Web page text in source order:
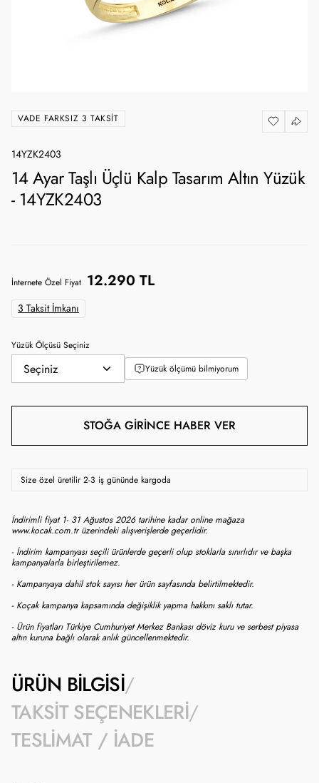
VADE FARKSIZ 3 TAKSIT
14YZK2403
14 Ayar Taşlı Üçlü Kalp Tasarım Altın Yüzük
- 14YZK2403
İnternete Özel Fiyat 12.290 TL
3 Taksit İmkanı
Yüzük Ölçüsü Seçiniz
Yüzük ölçümü bilmiyorum
STOĞA GIRINCE HABER VER
Size özel üretilir 2-3 iş gününde kargoda
İndirimli fiyat 1- 31 Ağustos 2026 tarihine kadar online mağaza
www.kocak.com.tr üzerindeki alışverişlerde geçerlidir.
- İndirim kampanyası seçili ürünlerde geçerli olup stoklarla sınırlıdır ve başka
kampanyalarla birleştirilemez.
- Kampanyaya dahil stok sayısı her ürün sayfasında belirtilmektedir.
- Koçak kampanya kapsamında değişiklik yapma hakkını saklı tutar.
- Ürün fiyatları Türkiye Cumhuriyet Merkez Bankası döviz kuru ve serbest piyasa
altın kuruna bağlı olarak anlık güncellenmektedir.
ÜRÜN BILGISI
TAKSIT SEÇENEKLERI
TESLIMAT / İADE